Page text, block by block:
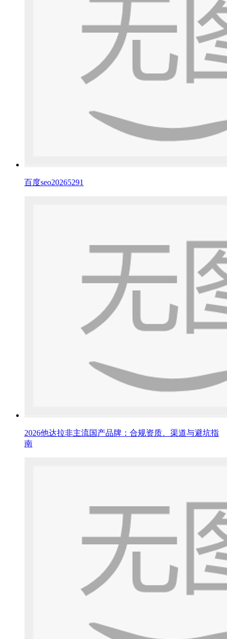
百度seo20265291
2026他达拉非主流国产品牌：合规资质、渠道与避坑指
南